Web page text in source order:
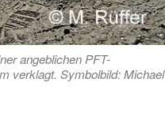
angeblichen PFT-
verklagt. Symbolbild: Michael